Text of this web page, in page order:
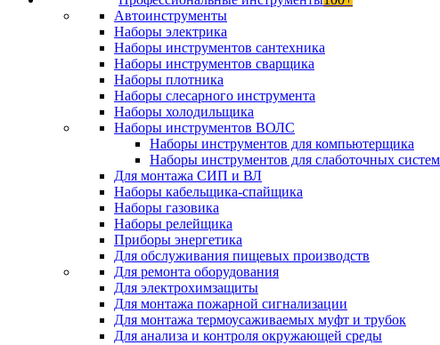
Автоинструменты
Наборы электрика
Наборы инструментов сантехника
Наборы инструментов сварщика
Наборы плотника
Наборы слесарного инструмента
Наборы холодильщика
Наборы инструментов ВОЛС
Наборы инструментов для компьютерщика
Наборы инструментов для слаботочных систем
Для монтажа СИП и ВЛ
Наборы кабельщика-спайщика
Наборы газовика
Наборы релейщика
Приборы энергетика
Для обслуживания пищевых производств
Для ремонта оборудования
Для электрохимзащиты
Для монтажа пожарной сигнализации
Для монтажа термоусаживаемых муфт и трубок
Для анализа и контроля окружающей среды